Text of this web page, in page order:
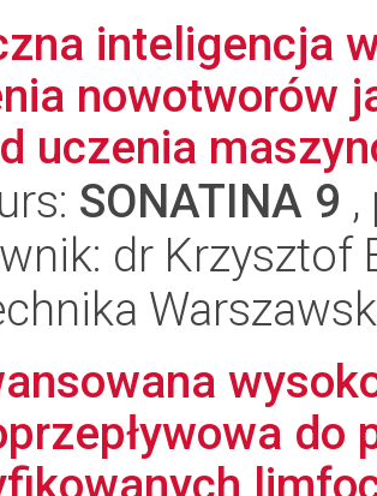
inteligencja
nowotworów
uczenia
SONATINA 9
dr Krzysztof
do